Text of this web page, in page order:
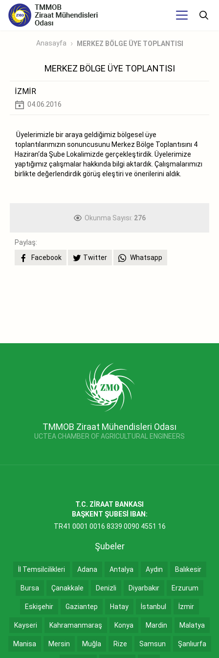
Anasayfa MERKEZ BÖLGE ÜYE TOPLANTISI
MERKEZ BÖLGE ÜYE TOPLANTISI
İZMİR
04.06.2016
Üyelerimizle bir araya geldiğimiz bölgesel üye
toplantılarımızın sonuncusunu Merkez Bölge Toplantısını 4
Haziran‘da Şube Lokalimizde gerçekleştirdik. Üyelerimize
yaptığımız çalışmalar hakkında bilgi aktardık. Çalışmalarımızı
birlikte değerlendirdik görüş eleştiri ve önerilerini aldık.
Okunma Sayısı: 276
Paylaş:
Facebook
Twitter Whatsapp
TMMOB Ziraat Mühendisleri Odası
UCTEA CHAMBER OF AGRICULTURAL ENGINEERS
T.C. ZİRAAT BANKASI
BAŞKENT ŞUBESİ IBAN:
TR41 0001 0016 8339 0090 4551 16
Şubeler
İl Temsilcilikleri Adana Antalya Aydın Balıkesir
Bursa Çanakkale Denizli Diyarbakır Erzurum
Eskişehir Gaziantep Hatay İstanbul İzmir
Kayseri Kahramanmaraş Konya Mardin Malatya
Manisa Mersin Muğla Rize Samsun Şanlıurfa